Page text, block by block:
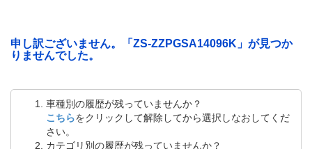
申し訳ございません。「ZS-ZZPGSA14096K」が見つか
りませんでした。
車種別の履歴が残っていませんか？
こちらをクリックして解除してから選択しなおしてくだ
さい。
カテゴリ別の履歴が残っていませんか？